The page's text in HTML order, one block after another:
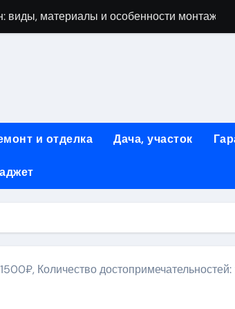
материалы и особенности монтажа
ногтевого сервиса: основные
конструкции и этапы возведения
на рейсы в Киргизию
рекламных технологий для программной и
ассортимента и критериев выбора
квартир со вторым светом и террасой в
и отделка Дача, участок
Количество достопримечательностей: